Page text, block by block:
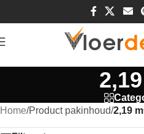
Home/Product pakinhoud/2,19